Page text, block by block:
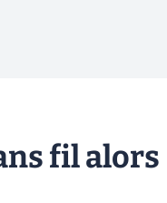
fil alors